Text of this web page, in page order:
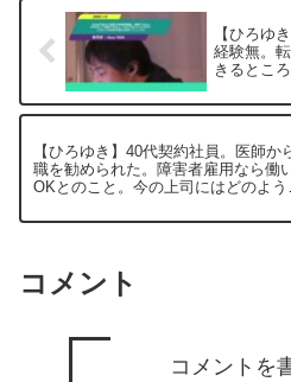
【ひろゆ
経験無。
きるとこ
ろゆき切
【ひろゆき】40代契約社員。医師か
職を勧められた。障害者雇用なら働
OKとのこと。今の上司にはどのよう
き切り抜き 20250505
コメント
コメントを